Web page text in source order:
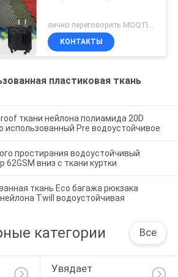
КОНТАКТЫ
пластиковая ткань
ткани нейлона полиамида 20D
использованный Pre водоустойчивое
простирания водоустойчивый
вниз с ткани куртки
ткань Eco багажа рюкзака
Twill водоустойчивая
категории Все
Увядает